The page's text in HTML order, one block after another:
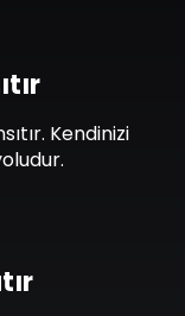
Kendinizi